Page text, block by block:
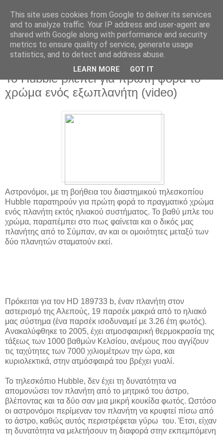
Το Hubble βλέπει για πρώτη φορά το
χρώμα ενός εξωπλανήτη (video)
Αστρονόμοι, με τη βοήθεια του διαστημικού τηλεσκοπίου
Hubble παρατηρούν για πρώτη φορά το πραγματικό χρώμα
ενός πλανήτη εκτός ηλιακού συστήματος. Το βαθύ μπλε του
χρώμα, παραπέμπει στο πως φαίνεται και ο δικός μας
πλανήτης από το Σύμπαν, αν και οι ομοιότητες μεταξύ των
δύο πλανητών σταματούν εκεί.
Πρόκειται για τον HD 189733 b, έναν πλανήτη στον
αστερισμό της Αλεπούς, 19 παρσέκ μακριά από το ηλιακό
μας σύστημα (ένα παρσέκ ισοδυναμεί με 3.26 έτη φωτός).
Ανακαλύφθηκε το 2005, έχει ατμοσφαιρική θερμοκρασία της
τάξεως των 1000 βαθμών Κελσίου, ανέμους που αγγίζουν
τις ταχύτητες των 7000 χιλιομέτρων την ώρα, και
κυριολεκτικά, στην ατμόσφαιρά του βρέχει γυαλί.
Το τηλεσκόπιο Hubble, δεν έχει τη δυνατότητα να
απομονώσει τον πλανήτη από το μητρικό του άστρο,
βλέποντας και τα δύο σαν μια μικρή κουκίδα φωτός. Ωστόσο
οι αστρονόμοι περίμεναν τον πλανήτη να κρυφτεί πίσω από
το άστρο, καθώς αυτός περιστρέφεται γύρω του. Έτσι, είχαν
τη δυνατότητα να μελετήσουν τη διαφορά στην εκπεμπόμενη
This site uses cookies from Google to deliver its services
and to analyze traffic. Your IP address and user-agent are
shared with Google along with performance and security
metrics to ensure quality of service, generate usage
statistics, and to detect and address abuse.
LEARN MORE GOT IT